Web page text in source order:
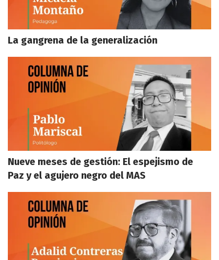
La gangrena de la generalización
Nueve meses de gestión: El espejismo de
Paz y el agujero negro del MAS